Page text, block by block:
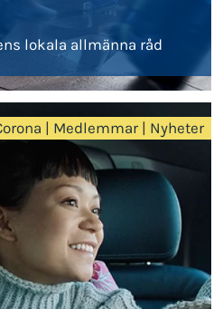
lokala allmänna råd
| Medlemmar| Nyheter